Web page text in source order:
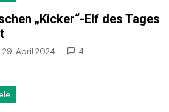
„Kicker“-Elf des Tages
29. April 2024 4